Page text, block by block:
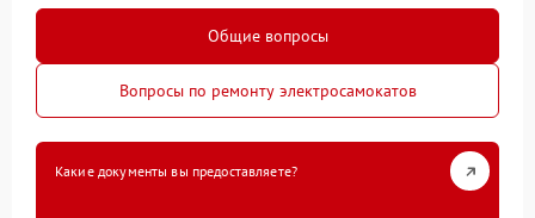
Общие вопросы
Вопросы по ремонту электросамокатов
Какие документы вы предоставляете?